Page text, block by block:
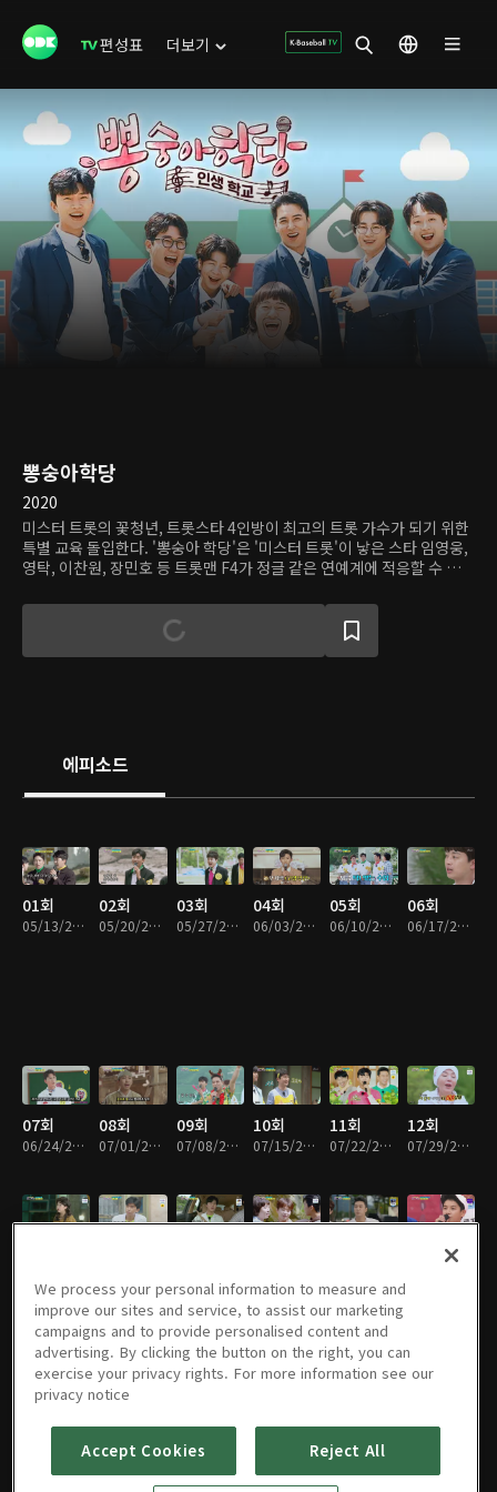
편성표 더보기
뽕숭아학당
2020
미스터 트롯의 꽃청년, 트롯스타 4인방이 최고의 트롯 가수가 되기 위한
특별 교육 돌입한다. '뽕숭아 학당'은 '미스터 트롯'이 낳은 스타 임영웅,
영탁, 이찬원, 장민호 등 트롯맨 F4가 정글 같은 연예계에 적응할 수 있도
레전드들에게 송라이팅과 무대 매너 등을 배우고 전설들과 특별한 컬래
버레이션 무대도 준비한다. 또한 담임교사 붐을 비롯한 여러 트레이너와
함께 카메라와 관객 앞에서 최고의 모습을 보일 수 있도록 체력과 정신력
에피소드
01회
05/13/2020 • 2시간 19분
02회
05/20/2020 • 2시간 3분
03회
05/27/2020 • 1시간 53분
04회
06/03/2020 • 2시간 4분
05회
06/10/2020 • 2시간 6분
06회
06/17/2020 • 1시간 58분
07회
06/24/2020 • 2시간 3분
08회
07/01/2020 • 2시간 4분
09회
07/08/2020 • 2시간 6분
10회
07/15/2020 • 2시간 7분
11회
07/22/2020 • 2시간 4분
12회
07/29/2020 • 2시간 4분
20회
09/23/2020 • 2시간 12분
21회 22회 23회 24회 25회
We process your personal information to measure and
improve our sites and service, to assist our marketing
campaigns and to provide personalised content and
advertising. By clicking the button on the right, you can
exercise your privacy rights. For more information see our
privacy notice
Accept Cookies Reject All